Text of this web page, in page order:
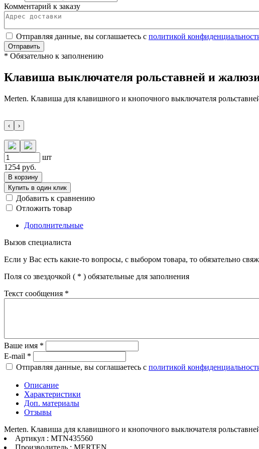
Комментарий к заказу
Отправляя данные, вы соглашаетесь с политикой
Отправить
* Обязательно к заполнению
Клавиша выключателя рольставней и
Merten. Клавиша для клавишного и кнопочного выключателя
‹ ›
шт
1254 руб.
В корзину
Купить в один клик
Добавить к сравнению
Отложить товар
Дополнительные
Вызов специалиста
Если у Вас есть какие-то вопросы, с выбором товара, то обязательно
Поля со звездочкой ( * ) обязательные для заполнения
Текст сообщения *
Ваше имя *
E-mail *
Отправляя данные, вы соглашаетесь с политикой
Описание
Характеристики
Доп. материалы
Отзывы
Merten. Клавиша для клавишного и кнопочного выключателя
Артикул : MTN435560
Производитель : MERTEN